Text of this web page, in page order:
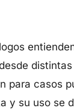
para casos
y su uso se